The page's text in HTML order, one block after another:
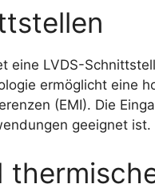
eine LVDS-
ermöglicht eine
(EMI). Die
geeignet ist.